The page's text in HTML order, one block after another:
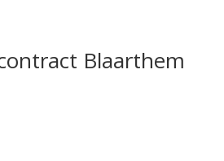
Blaarthem